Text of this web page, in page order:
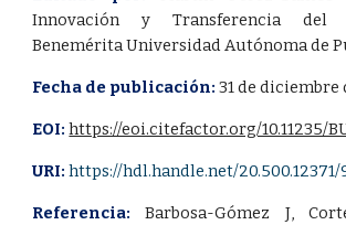
Innovación y Transferencia del
Benemérita Universidad Autónoma de
Fecha de publicación: 31 de diciembre
EOI: https://eoi.citefactor.org/10.11235/
URI: https://hdl.handle.net/20.500.12371/
Referencia:
Barbosa-Gómez J,